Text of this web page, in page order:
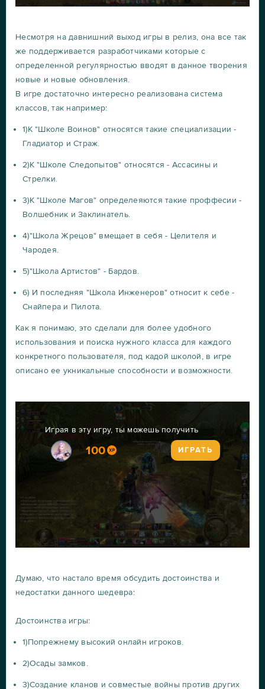
Несмотря на давнишний выход игры в релиз, она все так
же поддерживается разработчиками которые с
определенной регулярностью вводят в данное творения
новые и новые обновления.
В игре достаточно интересно реализована система
классов, так например:
1)К "Школе Воинов" относятся такие специализации -
Гладиатор и Страж.
2)К "Школе Следопытов" относятся - Ассасины и
Стрелки.
3)К "Школе Магов" определеяются такие проффесии -
Волшебник и Заклинатель.
4)"Школа Жрецов" вмещает в себя - Целителя и
Чародея.
5)"Школа Артистов" - Бардов.
6) И последняя "Школа Инженеров" относит к себе -
Снайпера и Пилота.
Как я понимаю, это сделали для более удобного
использования и поиска нужного класса для каждого
конкретного пользователя, под кадой школой, в игре
описано ее укникальные способности и возможности.
Играя в эту игру, ты можешь получить
100 ИГРАТЬ
Думаю, что настало время обсудить достоинства и
недостатки данного шедевра:
Достоинства игры:
1)Попрежнему высокий онлайн игроков.
2)Осады замков.
3)Создание кланов и совместые войны против других